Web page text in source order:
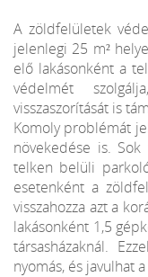
A zöldfelületek
jelenlegi 25 m²
elő lakásonként a
védelmét
visszaszorítását is
Komoly problémát
növekedése is.
telken belüli
esetenként a
visszahozza azt a
lakásonként 1,5
társasházaknál.
nyomás, és javulhat